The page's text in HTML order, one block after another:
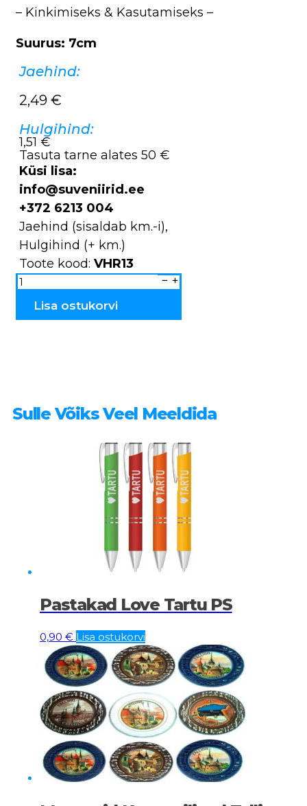
– Kinkimiseks & Kasutamiseks –
Suurus: 7cm
Jaehind:
2,49 €
Hulgihind:
1,51 €
Tasuta tarne alates 50 €
Küsi lisa:
info@suveniirid.ee
+372 6213 004
Jaehind (sisaldab km.-i),
Hulgihind (+ km.)
Toote kood: VHR13
Võtmehoidja
puidust
Otepää
VHR13
kogus
Lisa ostukorvi
Sulle Võiks Veel Meeldida
Pastakad Love Tartu PS
0,90 € Lisa ostukorvi